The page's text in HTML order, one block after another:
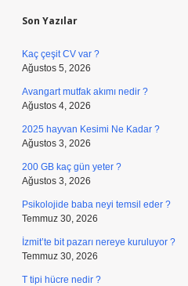
Son Yazılar
Kaç çeşit CV var ?
Ağustos 5, 2026
Avangart mutfak akımı nedir ?
Ağustos 4, 2026
2025 hayvan Kesimi Ne Kadar ?
Ağustos 3, 2026
200 GB kaç gün yeter ?
Ağustos 3, 2026
Psikolojide baba neyi temsil eder ?
Temmuz 30, 2026
İzmit’te bit pazarı nereye kuruluyor ?
Temmuz 30, 2026
T tipi hücre nedir ?